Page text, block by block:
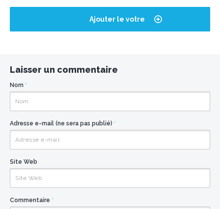
Ajouter le votre
Laisser un commentaire
Nom *
Adresse e-mail (ne sera pas publié) *
Site Web
Commentaire *